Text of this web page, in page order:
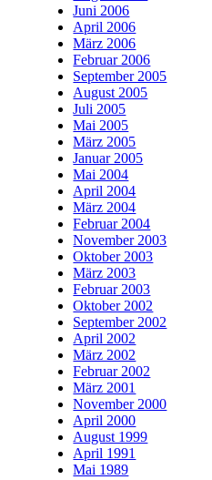
Juni 2006
April 2006
März 2006
Februar 2006
September 2005
August 2005
Juli 2005
Mai 2005
März 2005
Januar 2005
Mai 2004
April 2004
März 2004
Februar 2004
November 2003
Oktober 2003
März 2003
Februar 2003
Oktober 2002
September 2002
April 2002
März 2002
Februar 2002
März 2001
November 2000
April 2000
August 1999
April 1991
Mai 1989